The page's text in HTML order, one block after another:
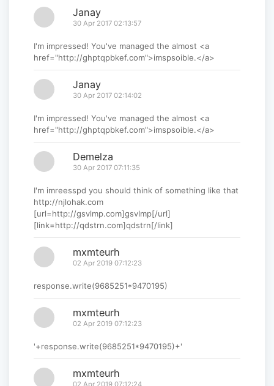
Janay
30 Apr 2017 02:13:57
I'm impressed! You've managed the almost <a
href="http://ghptqpbkef.com">imspsoible.</a>
Janay
30 Apr 2017 02:14:02
I'm impressed! You've managed the almost <a
href="http://ghptqpbkef.com">imspsoible.</a>
Demelza
30 Apr 2017 07:11:35
I'm imreesspd you should think of something like that
http://njlohak.com
[url=http://gsvlmp.com]gsvlmp[/url]
[link=http://qdstrn.com]qdstrn[/link]
mxmteurh
02 Apr 2019 07:12:23
response.write(9685251*9470195)
mxmteurh
02 Apr 2019 07:12:23
'+response.write(9685251*9470195)+'
mxmteurh
02 Apr 2019 07:12:24